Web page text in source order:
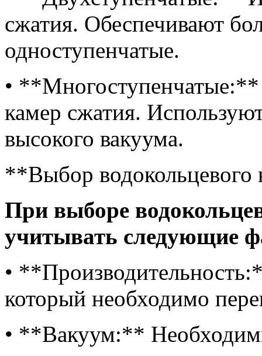
сжатия. Обеспечивают
одноступенчатые.
•
камер сжатия.
высокого вакуума.
**Выбор водокольцевого
При выборе
учитывать следующие
•
который необходимо
• **Вакуум:**